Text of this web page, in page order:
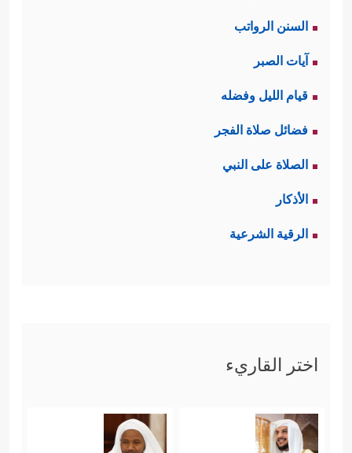
السنن الرواتب
آيات الصبر
قيام الليل وفضله
فضائل صلاة الفجر
الصلاة على النبي
الأذكار
الرقية الشرعية
اختر القاريء